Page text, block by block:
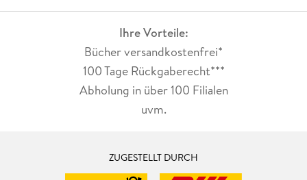
Ihre Vorteile:
Bücher versandkostenfrei*
100 Tage Rückgaberecht***
Abholung in über 100 Filialen
uvm.
ZUGESTELLT DURCH